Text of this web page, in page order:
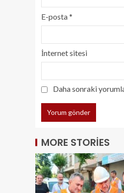
E-posta*
İnternet sitesi
Daha sonraki
MORE STORIES